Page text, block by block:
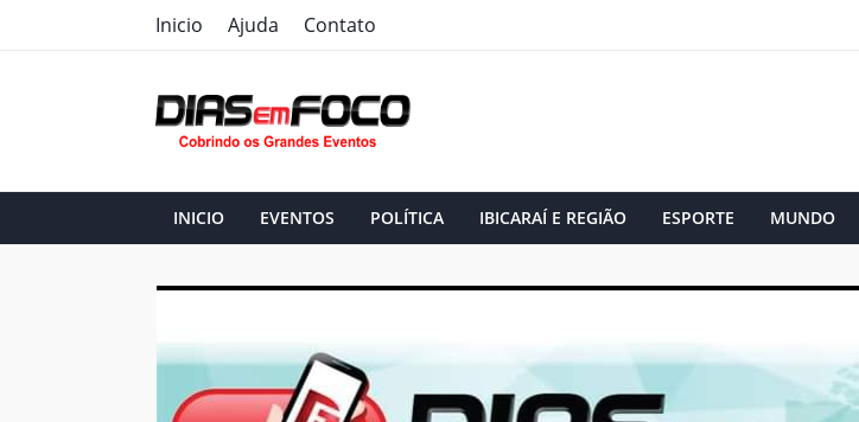
Inicio Ajuda Contato
INICIO EVENTOS POLÍTICA IBICARAÍ E REGIÃO ESPORTE MUNDO